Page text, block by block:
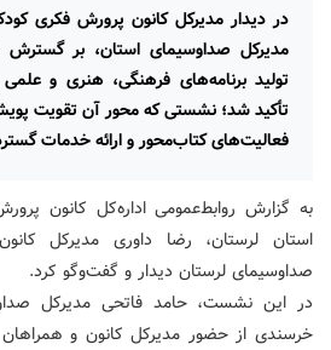
در دیدار مدیرکل کانون پرورش فکری
مدیرکل صداوسیمای استان، بر
تولید برنامه‌های فرهنگی، هنری و علمی
تأکید شد؛ نشستی که محور آن تقویت
فعالیت‌های کتاب‌محور و ارائه خدمات
به گزارش روابط‌عمومی اداره‌کل کانون
استان لرستان، رضا داوری مدیرکل
صداوسیمای لرستان دیدار و گفت‌وگو کرد.
در این نشست، حامد فاتحی مدیرکل
خرسندی از حضور مدیرکل کانون و همراهان